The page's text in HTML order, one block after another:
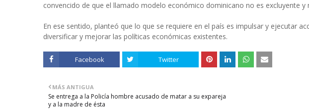
convencido de que el llamado modelo económico dominicano no es excluyente y
En ese sentido, planteó que lo que se requiere en el país es impulsar y ejecutar
diversificar y mejorar las políticas económicas existentes.
Facebook Twitter
MÁS ANTIGUA
Se entrega a la Policía hombre acusado de matar a su expareja
y a la madre de ésta